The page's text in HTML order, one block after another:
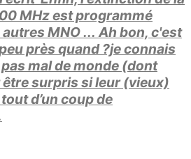
MHz est programmé
MNO ... Ah bon, c'est
près quand ?je connais
mal de monde (dont
surpris si leur (vieux)
d’un coup de